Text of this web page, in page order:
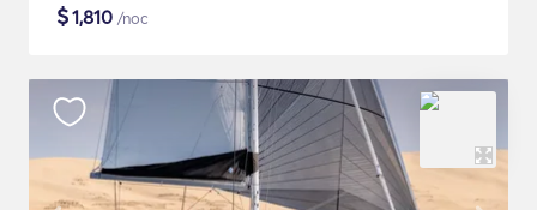
$1,810 /noc